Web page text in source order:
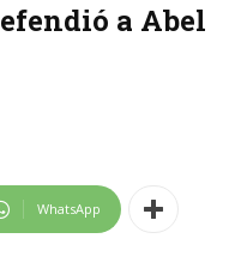
a Abel
WhatsApp